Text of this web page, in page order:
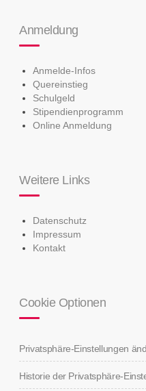
Anmeldung
Anmelde-Infos
Quereinstieg
Schulgeld
Stipendienprogramm
Online Anmeldung
Weitere Links
Datenschutz
Impressum
Kontakt
Cookie Optionen
Privatsphäre-Einstellungen
Historie der Privatsphäre-